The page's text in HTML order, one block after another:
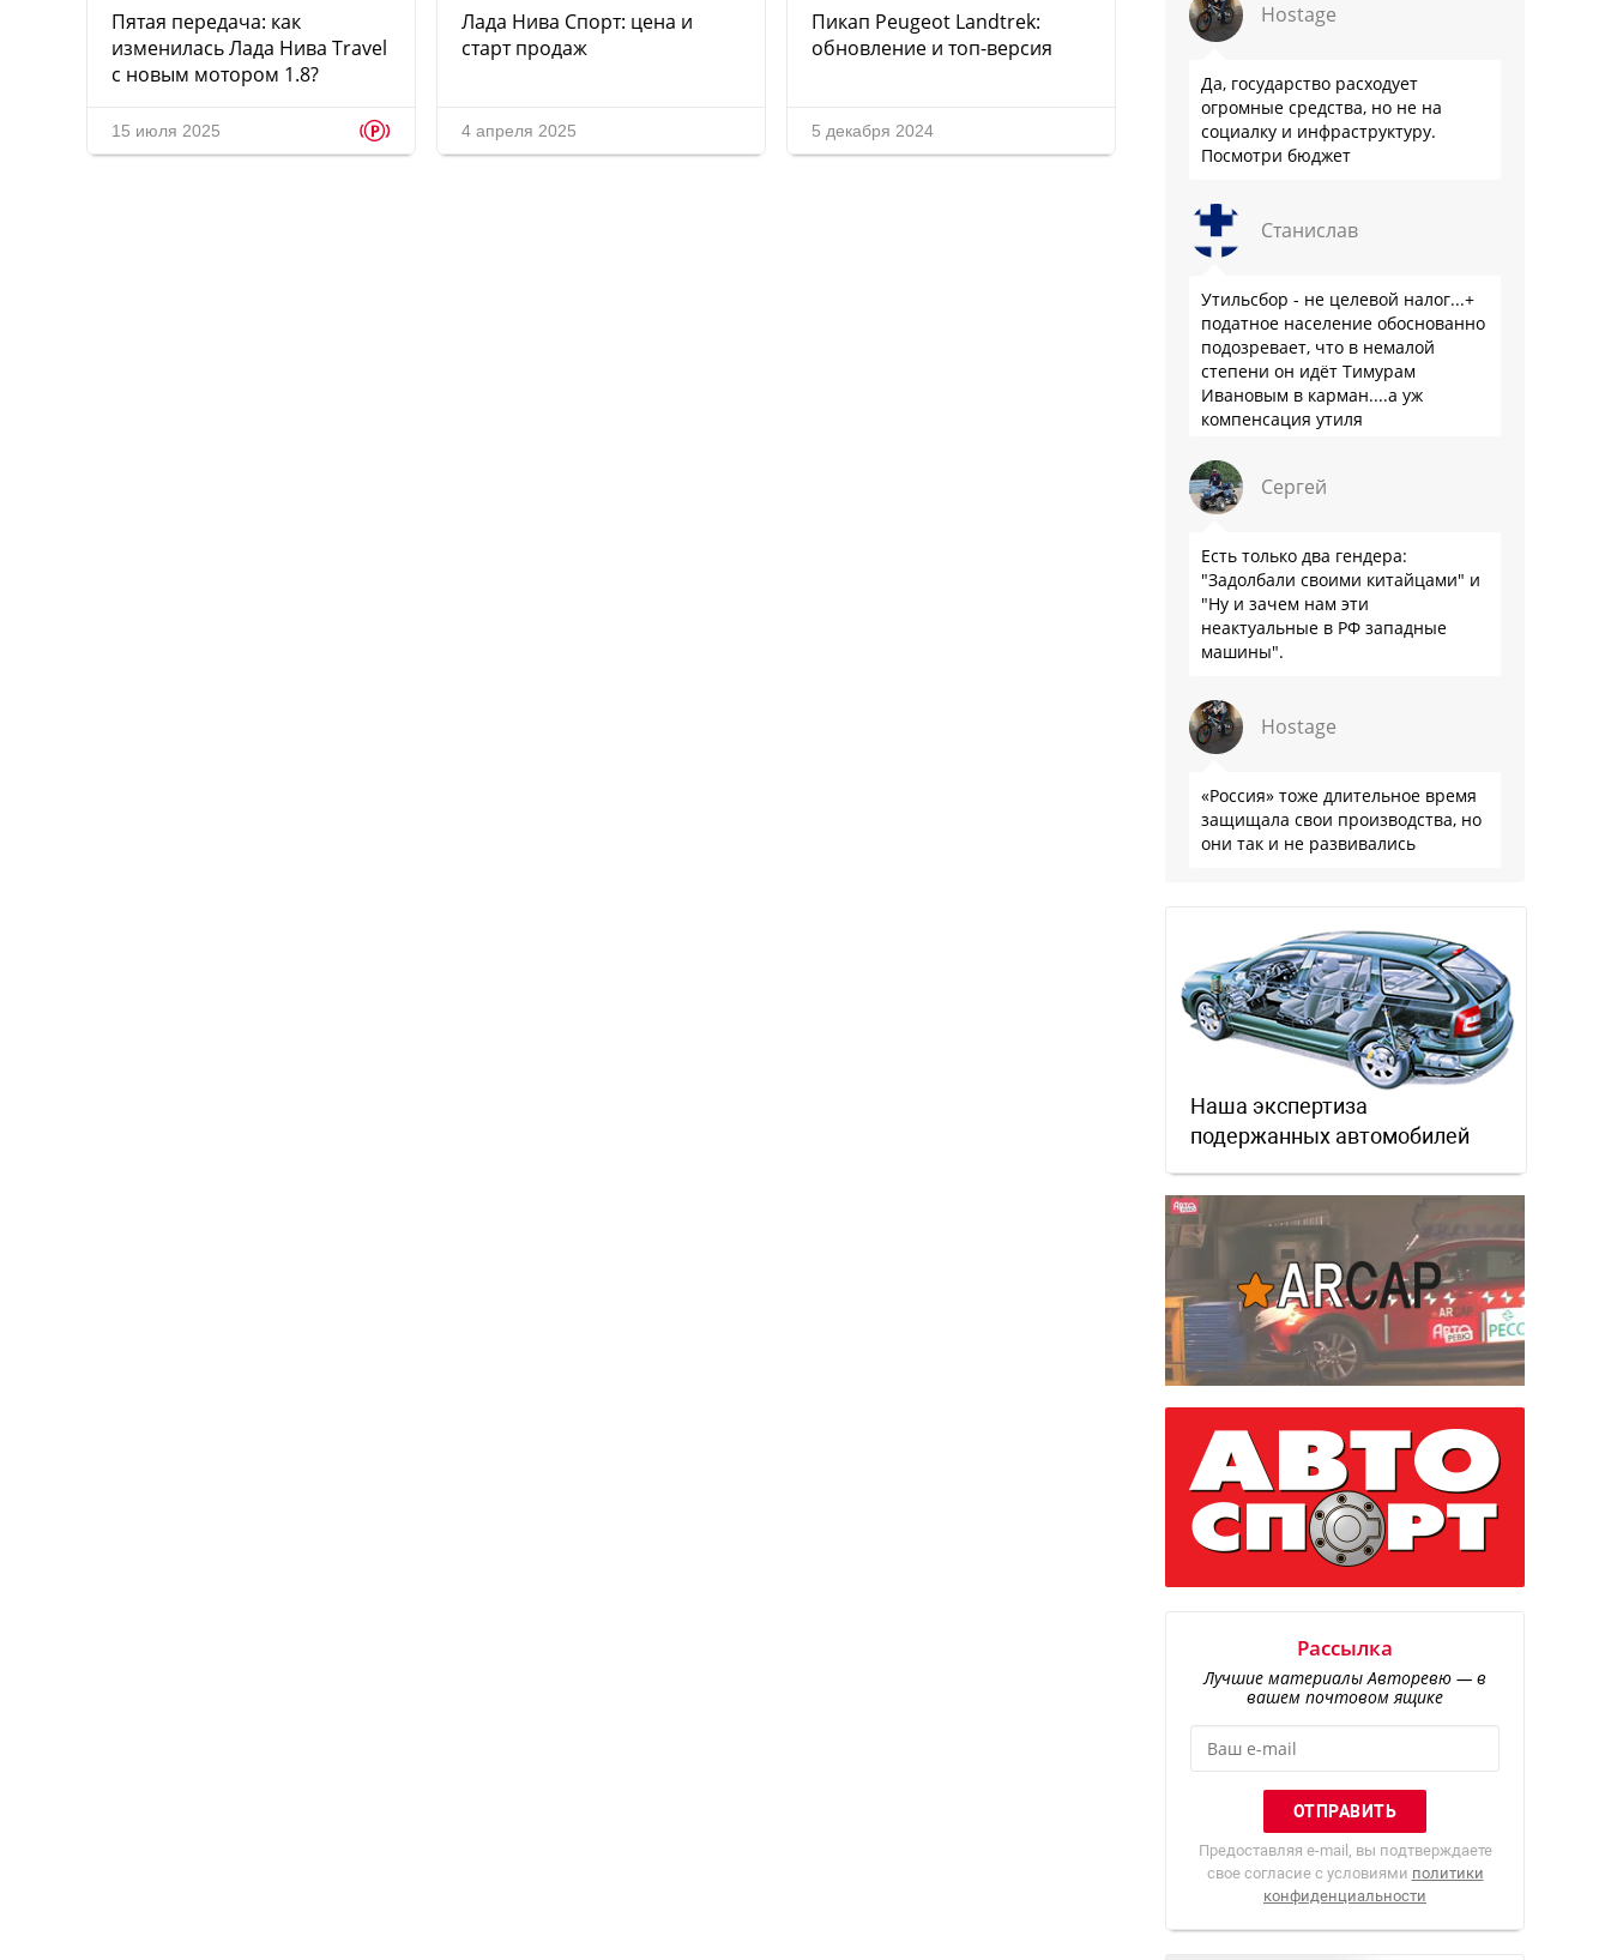
Пятая передача: как
изменилась Лада Нива Travel
с новым мотором 1.8?
15 июля 2025 p
Лада Нива Спорт: цена и
старт продаж
4 апреля 2025
Пикап Peugeot Landtrek:
обновление и топ-версия
5 декабря 2024
Hostage
Да, государство расходует
огромные средства, но не на
социалку и инфраструктуру.
Посмотри бюджет
Станислав
Утильсбор - не целевой налог...+
податное население обоснованно
подозревает, что в немалой
степени он идёт Тимурам
Ивановым в карман....а уж
компенсация утиля
что прям эталон коррупции
Сергей
Есть только два гендера:
"Задолбали своими китайцами" и
"Ну и зачем нам эти
неактуальные в РФ западные
машины".
Hostage
«Россия» тоже длительное время
защищала свои производства, но
они так и не развивались
Наша экспертиза
подержанных автомобилей
Рассылка
Лучшие материалы Авторевю — в
вашем почтовом ящике
Предоставляя e-mail, вы подтверждаете
свое согласие с условиями политики
конфиденциальности